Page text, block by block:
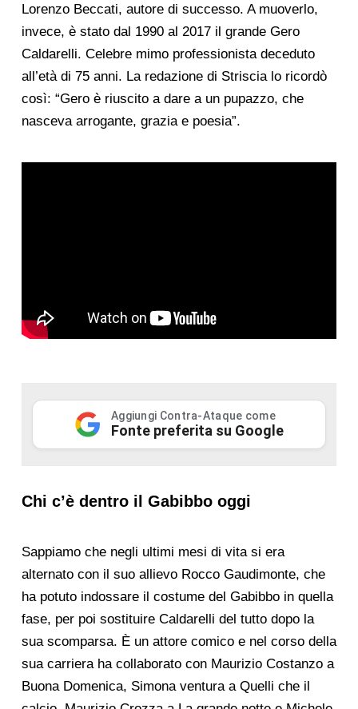
Lorenzo Beccati, autore di successo. A muoverlo,
invece, è stato dal 1990 al 2017 il grande Gero
Caldarelli. Celebre mimo professionista deceduto
all’età di 75 anni. La redazione di Striscia lo ricordò
così: “Gero è riuscito a dare a un pupazzo, che
nasceva arrogante, grazia e poesia”.
Aggiungi Contra-Ataque come
Fonte preferita su Google
Chi c’è dentro il Gabibbo oggi
Sappiamo che negli ultimi mesi di vita si era
alternato con il suo allievo Rocco Gaudimonte, che
ha potuto indossare il costume del Gabibbo in quella
fase, per poi sostituire Caldarelli del tutto dopo la
sua scomparsa. È un attore comico e nel corso della
sua carriera ha collaborato con Maurizio Costanzo a
Buona Domenica, Simona ventura a Quelli che il